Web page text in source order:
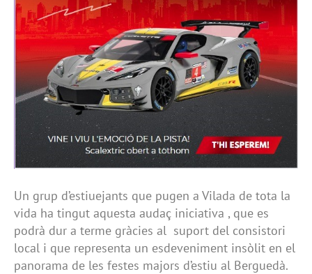
Un grup d’estiuejants que pugen a Vilada de tota la
vida ha tingut aquesta audaç iniciativa , que es
podrà dur a terme gràcies al suport del consistori
local i que representa un esdeveniment insòlit en el
panorama de les festes majors d’estiu al Berguedà.